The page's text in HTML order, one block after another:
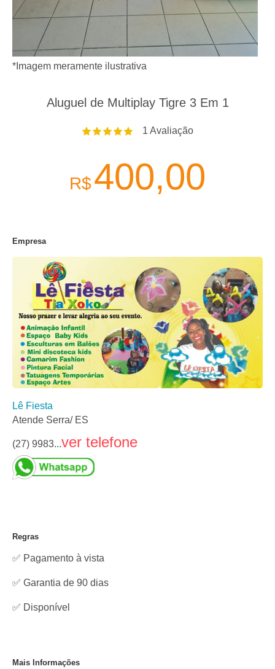
*Imagem meramente ilustrativa
Aluguel de Multiplay Tigre 3 Em 1
1 Avaliação
R$400,00
Empresa
Lê Fiesta
Atende Serra/ ES
(27) 9983...ver telefone
Regras
✅ Pagamento à vista
✅ Garantia de 90 dias
✅ Disponível
Mais Informações